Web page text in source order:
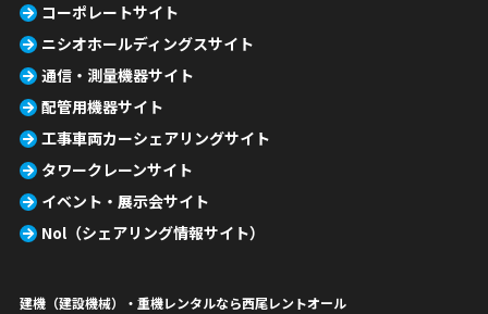
コーポレートサイト
ニシオホールディングスサイト
通信・測量機器サイト
配管用機器サイト
工事車両カーシェアリングサイト
タワークレーンサイト
イベント・展示会サイト
Nol（シェアリング情報サイト）
建機（建設機械）・重機レンタルなら西尾レントオール